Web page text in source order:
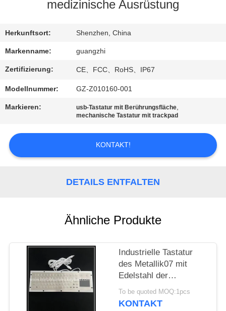
SIE
MIT
UNS
IN
VERBINDUNG
FORDERN
SIE
PRIVACY
POLICY
medizinische Ausrüstung
Herkunftsort: Shenzhen, China
Markenname: guangzhi
Zertifizierung: CE、FCC、RoHS、IP67
Modellnummer: GZ-Z010160-001
Markieren: usb-Tastatur mit Berührungsfläche,
mechanische Tastatur mit trackpad
KONTAKT!
DETAILS ENTFALTEN
Ähnliche Produkte
Industrielle Tastatur
des Metallik07 mit
Edelstahl der
Berührungsflächen-304
To be quoted MOQ:1pcs
KONTAKT